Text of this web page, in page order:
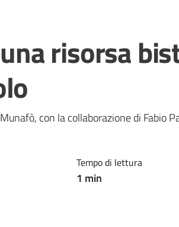
risorsa
con la collaborazione di Fabio
Tempo di lettura
1 min